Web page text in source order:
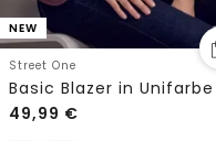
NEW
Street One
Basic Blazer in Unifarbe
49,99 €